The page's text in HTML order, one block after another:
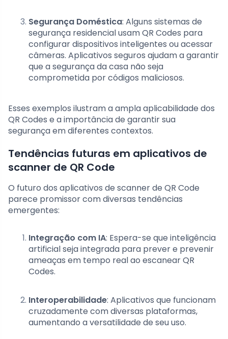
Segurança Doméstica: Alguns sistemas de
segurança residencial usam QR Codes para
configurar dispositivos inteligentes ou acessar
câmeras. Aplicativos seguros ajudam a garantir
que a segurança da casa não seja
comprometida por códigos maliciosos.
Esses exemplos ilustram a ampla aplicabilidade dos
QR Codes e a importância de garantir sua
segurança em diferentes contextos.
Tendências futuras em aplicativos de
scanner de QR Code
O futuro dos aplicativos de scanner de QR Code
parece promissor com diversas tendências
emergentes:
Integração com IA: Espera-se que inteligência
artificial seja integrada para prever e prevenir
ameaças em tempo real ao escanear QR
Codes.
Interoperabilidade: Aplicativos que funcionam
cruzadamente com diversas plataformas,
aumentando a versatilidade de seu uso.